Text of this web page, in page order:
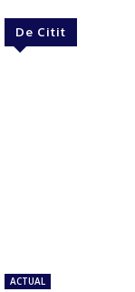
De Citit
ACTUAL